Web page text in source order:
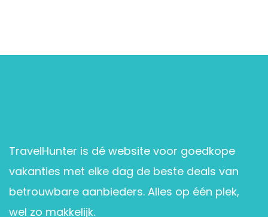
TravelHunter is dé website voor goedkope
vakanties met elke dag de beste deals van
betrouwbare aanbieders. Alles op één plek,
wel zo makkelijk.